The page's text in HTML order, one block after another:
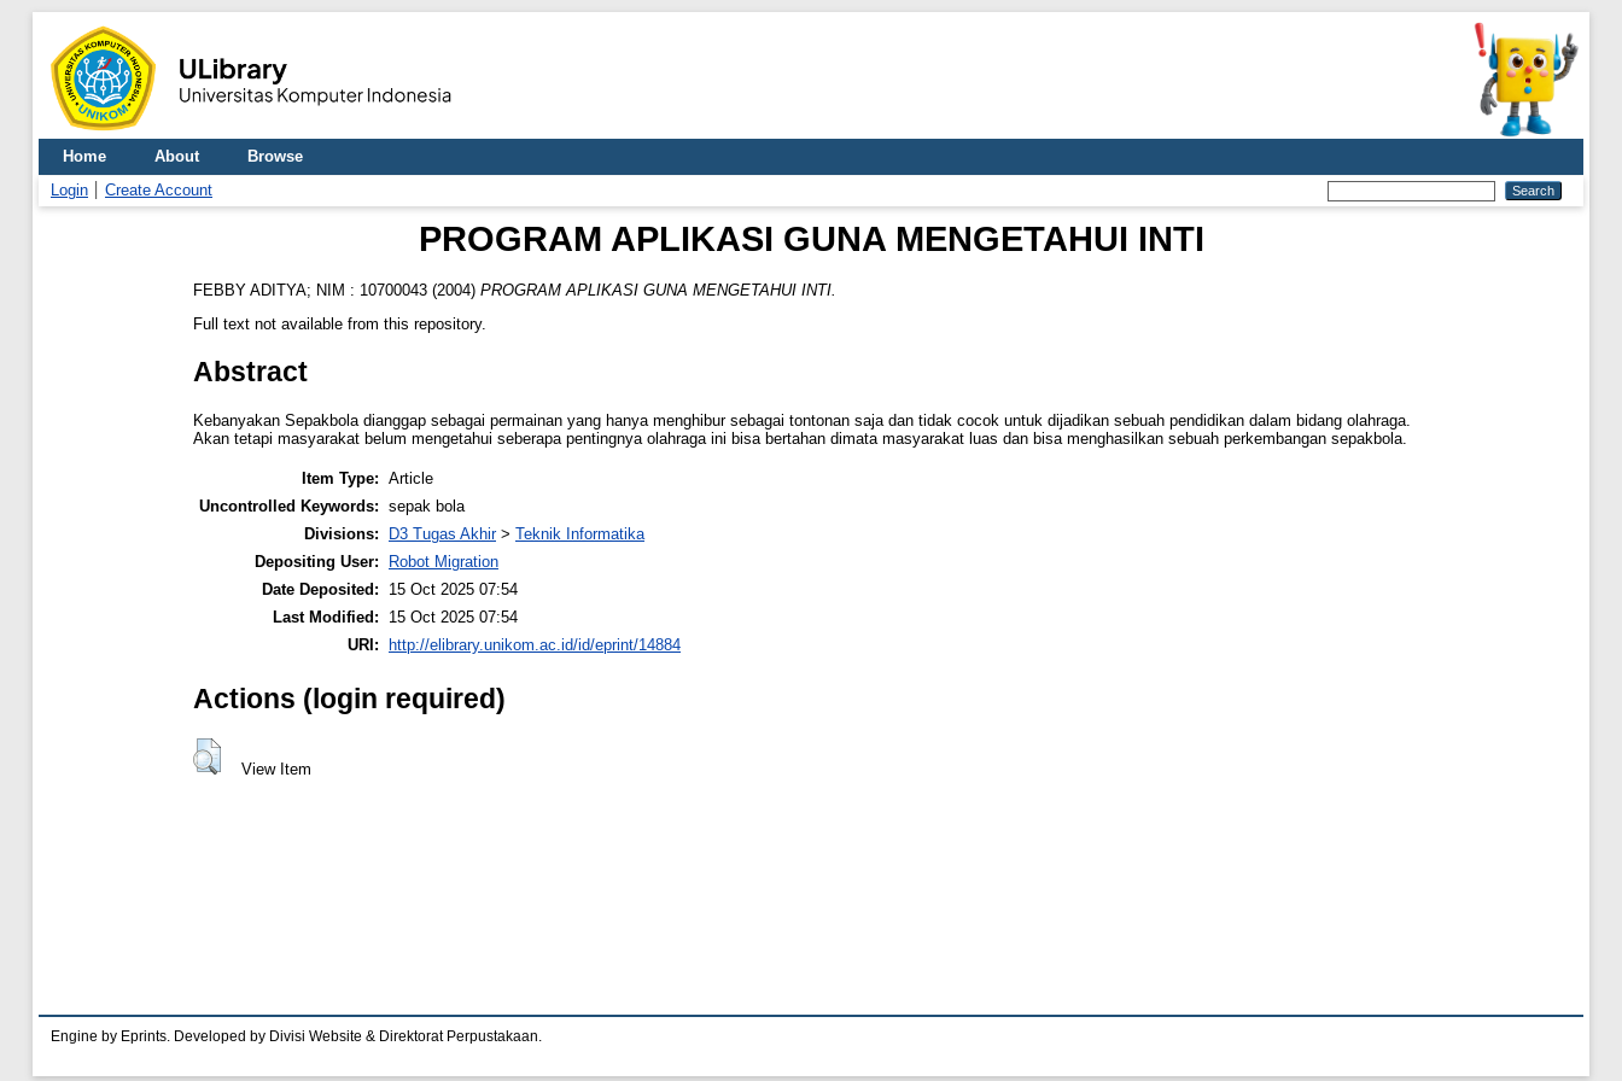
Home About
Browse
Login
Create Account
PROGRAM APLIKASI GUNA MENGETAHUI INTI
FEBBY ADITYA; NIM : 10700043 (2004) PROGRAM APLIKASI GUNA MENGETAHUI INTI.
Full text not available from this repository.
Abstract
Kebanyakan Sepakbola dianggap sebagai permainan yang hanya menghibur sebagai tontonan saja dan tidak cocok untuk dijadikan sebuah pendidikan dalam bidang olahraga.
Akan tetapi masyarakat belum mengetahui seberapa pentingnya olahraga ini bisa bertahan dimata masyarakat luas dan bisa menghasilkan sebuah perkembangan sepakbola.
Item Type: Article
Uncontrolled Keywords: sepak bola
Divisions:
D3 Tugas Akhir> Teknik Informatika
Depositing User:
Robot Migration
Date Deposited:
15 Oct 2025 07:54
Last Modified:
15 Oct 2025 07:54
URI: http://elibrary.unikom.ac.id/id/eprint/14884
Actions (login required)
View Item
Engine by Eprints. Developed by Divisi Website & Direktorat Perpustakaan.